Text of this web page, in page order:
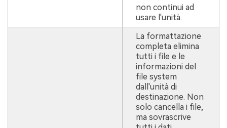
non continui ad
usare l'unità.
La formattazione
completa elimina
tutti i file e le
informazioni del
file system
dall'unità di
destinazione. Non
solo cancella i file,
ma sovrascrive